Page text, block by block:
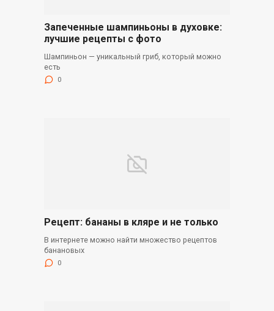
Запеченные шампиньоны в духовке:
лучшие рецепты с фото
Шампиньон — уникальный гриб, который можно
есть
0
Рецепт: бананы в кляре и не только
В интернете можно найти множество рецептов
банановых
0